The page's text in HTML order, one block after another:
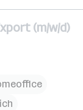
(m/w/d)